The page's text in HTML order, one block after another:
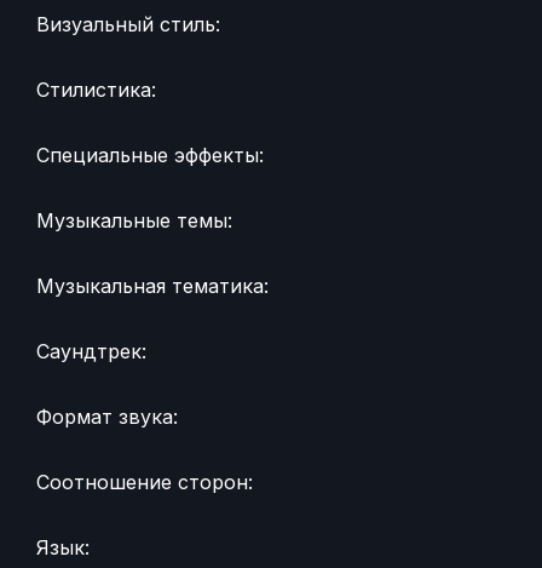
Визуальный стиль:
Стилистика:
Специальные эффекты:
Музыкальные темы:
Музыкальная тематика:
Саундтрек:
Формат звука:
Соотношение сторон:
Язык: